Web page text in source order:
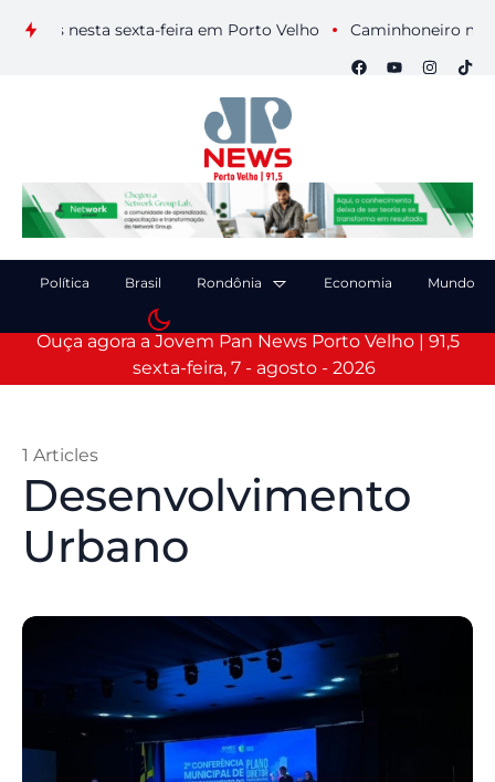
nesta sexta-feira em Porto Velho Caminhoneiro morre
Política Brasil Rondônia Economia Mundo
Ouça agora a Jovem Pan News Porto Velho | 91,5
sexta-feira, 7 - agosto - 2026
Desenvolvimento
Urbano
1 Articles